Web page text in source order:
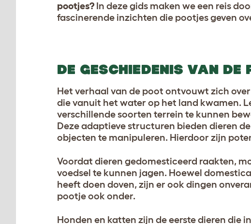
pootjes? In deze gids maken we een reis
fascinerende inzichten die pootjes geven
DE GESCHIEDENIS VAN DE
Het verhaal van de poot ontvouwt zich
die vanuit het water op het land kwamen.
verschillende soorten terrein te kunnen
Deze adaptieve structuren bieden dieren
objecten te manipuleren. Hierdoor zijn
Voordat dieren gedomesticeerd raakten,
voedsel te kunnen jagen. Hoewel
heeft doen doven, zijn er ook dingen
pootje ook onder.
Honden en katten zijn de eerste dieren die